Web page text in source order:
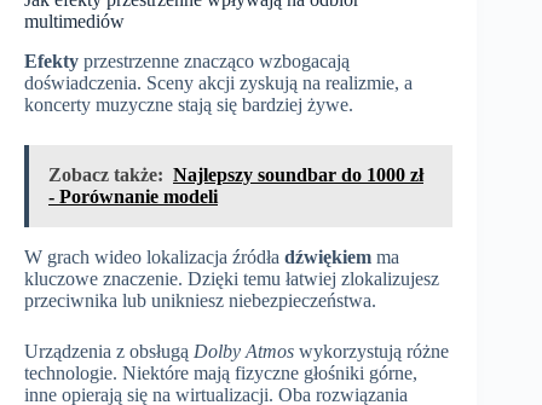
multimediów
Efekty przestrzenne znacząco wzbogacają
doświadczenia. Sceny akcji zyskują na realizmie, a
koncerty muzyczne stają się bardziej żywe.
Zobacz także: Najlepszy soundbar do 1000 zł
- Porównanie modeli
W grach wideo lokalizacja źródła dźwiękiem ma
kluczowe znaczenie. Dzięki temu łatwiej zlokalizujesz
przeciwnika lub unikniesz niebezpieczeństwa.
Urządzenia z obsługą Dolby Atmos wykorzystują różne
technologie. Niektóre mają fizyczne głośniki górne,
inne opierają się na wirtualizacji. Oba rozwiązania